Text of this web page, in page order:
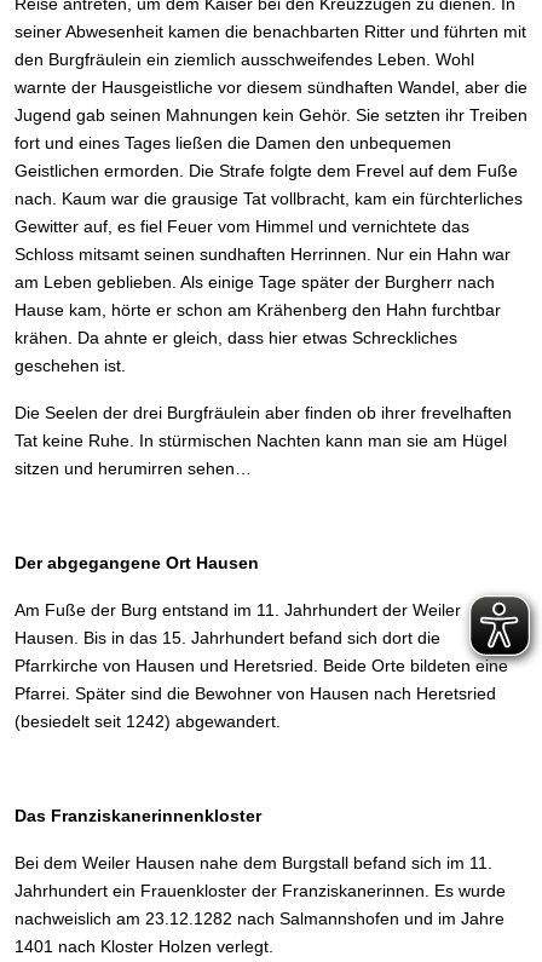
Reise antreten, um dem Kaiser bei den Kreuzzügen zu dienen. In
seiner Abwesenheit kamen die benachbarten Ritter und führten mit
den Burgfräulein ein ziemlich ausschweifendes Leben. Wohl
warnte der Hausgeistliche vor diesem sündhaften Wandel, aber die
Jugend gab seinen Mahnungen kein Gehör. Sie setzten ihr Treiben
fort und eines Tages ließen die Damen den unbequemen
Geistlichen ermorden. Die Strafe folgte dem Frevel auf dem Fuße
nach. Kaum war die grausige Tat vollbracht, kam ein fürchterliches
Gewitter auf, es fiel Feuer vom Himmel und vernichtete das
Schloss mitsamt seinen sundhaften Herrinnen. Nur ein Hahn war
am Leben geblieben. Als einige Tage später der Burgherr nach
Hause kam, hörte er schon am Krähenberg den Hahn furchtbar
krähen. Da ahnte er gleich, dass hier etwas Schreckliches
geschehen ist.
Die Seelen der drei Burgfräulein aber finden ob ihrer frevelhaften
Tat keine Ruhe. In stürmischen Nachten kann man sie am Hügel
sitzen und herumirren sehen…
Der abgegangene Ort Hausen
Am Fuße der Burg entstand im 11. Jahrhundert der Weiler
Hausen. Bis in das 15. Jahrhundert befand sich dort die
Pfarrkirche von Hausen und Heretsried. Beide Orte bildeten eine
Pfarrei. Später sind die Bewohner von Hausen nach Heretsried
(besiedelt seit 1242) abgewandert.
Das Franziskanerinnenkloster
Bei dem Weiler Hausen nahe dem Burgstall befand sich im 11.
Jahrhundert ein Frauenkloster der Franziskanerinnen. Es wurde
nachweislich am 23.12.1282 nach Salmannshofen und im Jahre
1401 nach Kloster Holzen verlegt.